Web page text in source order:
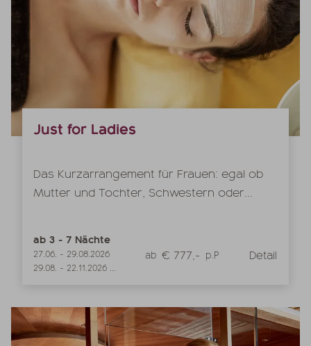
Just for Ladies
Das Kurzarrangement für Frauen: egal ob
Mutter und Tochter, Schwestern oder...
ab 3 - 7 Nächte
27.06. - 29.08.2026
29.08. - 22.11.2026 ...
ab € 777,- p.P Detail